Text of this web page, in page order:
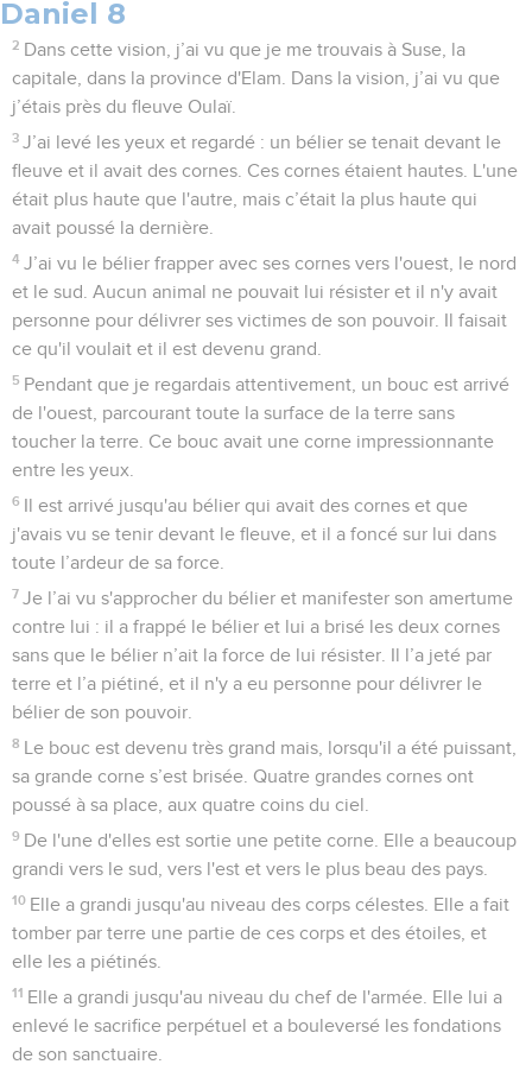
Daniel 8
2 Dans cette vision, j’ai vu que je me trouvais à Suse, la
capitale, dans la province d'Elam. Dans la vision, j’ai vu que
j’étais près du fleuve Oulaï.
3 J’ai levé les yeux et regardé : un bélier se tenait devant le
fleuve et il avait des cornes. Ces cornes étaient hautes. L'une
était plus haute que l'autre, mais c’était la plus haute qui
avait poussé la dernière.
4 J’ai vu le bélier frapper avec ses cornes vers l'ouest, le nord
et le sud. Aucun animal ne pouvait lui résister et il n'y avait
personne pour délivrer ses victimes de son pouvoir. Il faisait
ce qu'il voulait et il est devenu grand.
5 Pendant que je regardais attentivement, un bouc est arrivé
de l'ouest, parcourant toute la surface de la terre sans
toucher la terre. Ce bouc avait une corne impressionnante
entre les yeux.
6
Il est arrivé jusqu'au bélier qui avait des cornes et que
j'avais vu se tenir devant le fleuve, et il a foncé sur lui dans
toute l’ardeur de sa force.
7 Je l’ai vu s'approcher du bélier et manifester son amertume
contre lui : il a frappé le bélier et lui a brisé les deux cornes
sans que le bélier n’ait la force de lui résister. Il l’a jeté par
terre et l’a piétiné, et il n'y a eu personne pour délivrer le
bélier de son pouvoir.
8
Le bouc est devenu très grand mais, lorsqu'il a été puissant,
sa grande corne s’est brisée. Quatre grandes cornes ont
poussé à sa place, aux quatre coins du ciel.
9 De l'une d'elles est sortie une petite corne. Elle a beaucoup
grandi vers le sud, vers l'est et vers le plus beau des pays.
10 Elle a grandi jusqu'au niveau des corps célestes. Elle a fait
tomber par terre une partie de ces corps et des étoiles, et
elle les a piétinés.
11 Elle a grandi jusqu'au niveau du chef de l'armée. Elle lui a
enlevé le sacrifice perpétuel et a bouleversé les fondations
de son sanctuaire.